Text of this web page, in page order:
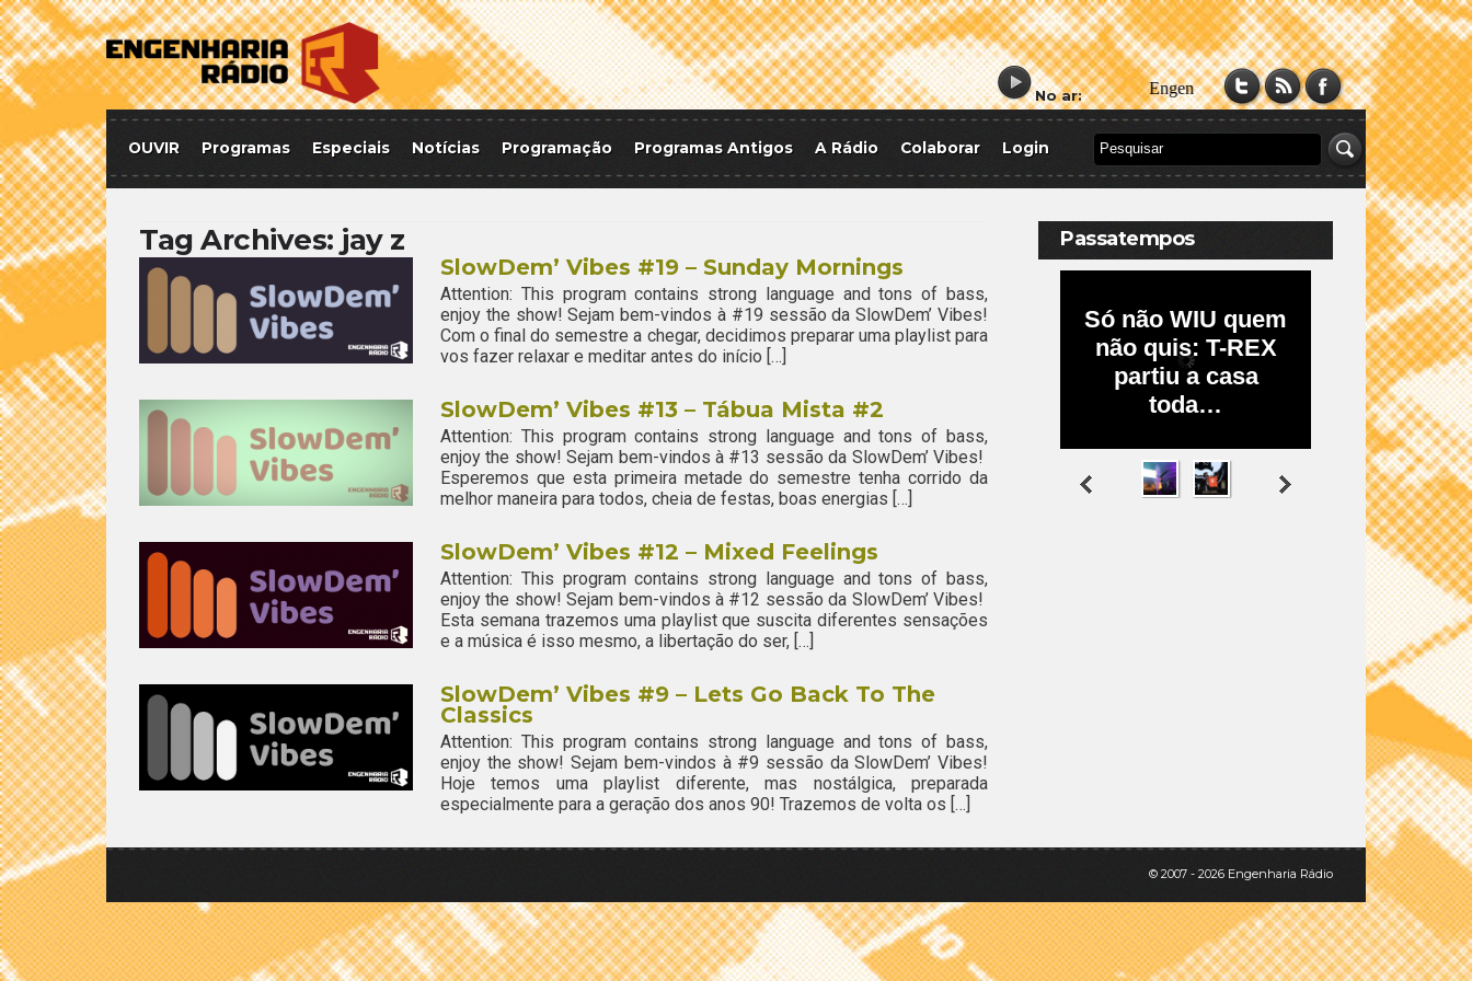
No ar:
OUVIR Programas Especiais Notícias Programação Programas Antigos A Rádio Colaborar Login
Tag Archives: jay z
SlowDem’ Vibes #19 – Sunday Mornings
Attention: This program contains strong language and tons of bass,
enjoy the show! Sejam bem-vindos à #19 sessão da SlowDem’ Vibes!
Com o final do semestre a chegar, decidimos preparar uma playlist para
vos fazer relaxar e meditar antes do início […]
SlowDem’ Vibes #13 – Tábua Mista #2
Attention: This program contains strong language and tons of bass,
enjoy the show! Sejam bem-vindos à #13 sessão da SlowDem’ Vibes!
Esperemos que esta primeira metade do semestre tenha corrido da
melhor maneira para todos, cheia de festas, boas energias […]
SlowDem’ Vibes #12 – Mixed Feelings
Attention: This program contains strong language and tons of bass,
enjoy the show! Sejam bem-vindos à #12 sessão da SlowDem’ Vibes!
Esta semana trazemos uma playlist que suscita diferentes sensações
e a música é isso mesmo, a libertação do ser, […]
SlowDem’ Vibes #9 – Lets Go Back To The
Classics
Attention: This program contains strong language and tons of bass,
enjoy the show! Sejam bem-vindos à #9 sessão da SlowDem’ Vibes!
Hoje temos uma playlist diferente, mas nostálgica, preparada
especialmente para a geração dos anos 90! Trazemos de volta os […]
Passatempos
© 2007 - 2026 Engenharia Rádio